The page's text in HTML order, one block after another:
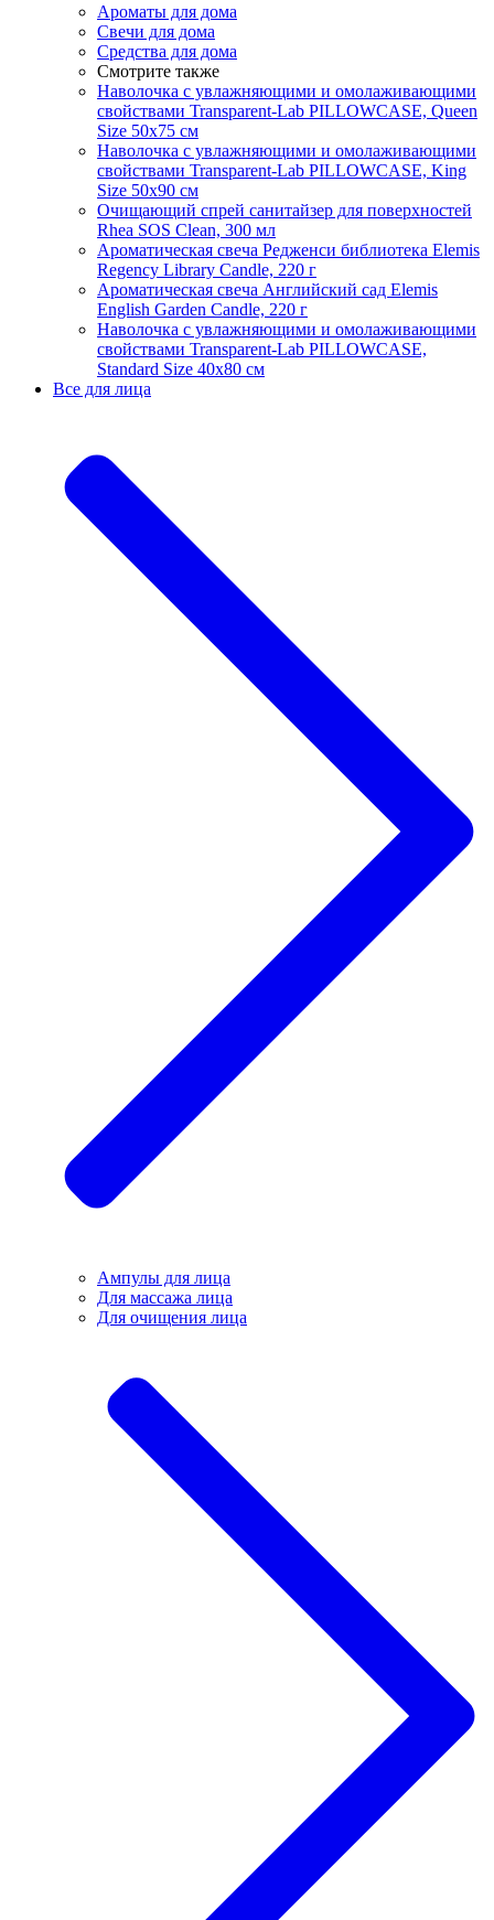
Ароматы для дома
Свечи для дома
Средства для дома
Смотрите также
Наволочка с увлажняющими и омолаживающими
свойствами Transparent-Lab PILLOWCASE, Queen
Size 50x75 см
Наволочка с увлажняющими и омолаживающими
свойствами Transparent-Lab PILLOWCASE, King
Size 50x90 см
Очищающий спрей санитайзер для поверхностей
Rhea SOS Clean, 300 мл
Ароматическая свеча Редженси библиотека Elemis
Regency Library Candle, 220 г
Ароматическая свеча Английский сад Elemis
English Garden Candle, 220 г
Наволочка с увлажняющими и омолаживающими
свойствами Transparent-Lab PILLOWCASE,
Standard Size 40x80 см
Все для лица
Ампулы для лица
Для массажа лица
Для очищения лица